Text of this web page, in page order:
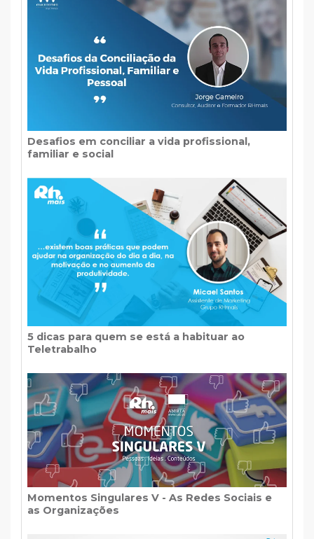
Desafios em conciliar a vida profissional,
familiar e social
5 dicas para quem se está a habituar ao
Teletrabalho
Momentos Singulares V - As Redes Sociais e
as Organizações